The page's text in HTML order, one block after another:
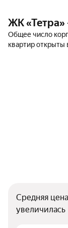
ЖК «Тетра»
Общее число
квартир открыты
Средняя цена
увеличилась